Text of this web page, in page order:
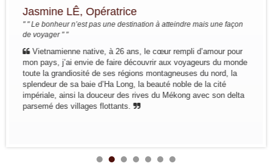
Jasmine LÊ, Opératrice
" " Le bonheur n’est pas une destination à atteindre mais une façon
de voyager " "
Vietnamienne native, à 26 ans, le cœur rempli d’amour pour
mon pays, j’ai envie de faire découvrir aux voyageurs du monde
toute la grandiosité de ses régions montagneuses du nord, la
splendeur de sa baie d’Ha Long, la beauté noble de la cité
impériale, ainsi la douceur des rives du Mékong avec son delta
parsemé des villages flottants.
amis (4 personnes)
Voyage à la carte du nord au sud du
Hich - Pu Luong - Tam Coc - Baie de
Lan Ha ( Bateau Perla Dawn Sails) -
Train pour...
Groupe: Mr et Mme Alain et
Catherine LEFBVRE
Voyage dans le nord pour decouvrir
les ethnies du nord: Bruxelles -
Remerciement de la famille